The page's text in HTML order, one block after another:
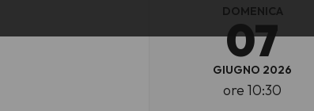
DOMENICA
07
GIUGNO 2026
ore 10:30